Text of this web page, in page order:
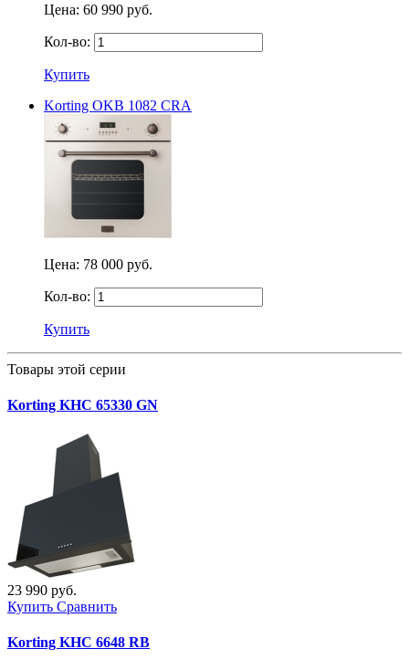
Цена: 60 990 руб.
Кол-во:
Купить
Korting OKB 1082 CRA
Цена: 78 000 руб.
Кол-во:
Купить
Товары этой серии
Korting KHC 65330 GN
23 990 руб.
Купить Сравнить
Korting KHC 6648 RB